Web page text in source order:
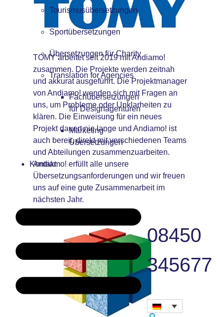
Tourismusübersetzungen
Sportübersetzungen
Übersetzungen für Charity
Translation for Agencies
Fachübersetzungen
für Designagenturen
Marketing-
Übersetzungen
Kontakt
08450
345677
TOMY arbeitet seit 2019 mit Andiamo!
zusammen. Die Projekte werden zeitnah
und akkurat ausgeführt. Die Projektmanager
von Andiamo! wenden sich mit Fragen an
uns, um Probleme oder Unklarheiten zu
klären. Die Einweisung für ein neues
Projekt dauert nie lange und Andiamo! ist
auch bereit, direkt mit verschiedenen Teams
und Abteilungen zusammenzuarbeiten.
Andiamo! erfüllt alle unsere
Übersetzungsanforderungen und wir freuen
uns auf eine gute Zusammenarbeit im
nächsten Jahr.